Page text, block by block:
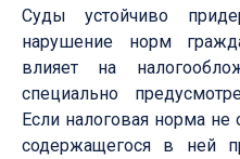
Суды устойчиво
нарушение норм
влияет на
специально
Если налоговая норма не
содержащегося в ней